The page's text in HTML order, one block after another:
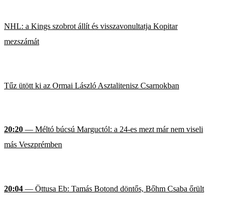
NHL: a Kings szobrot állít és visszavonultatja Kopitar
mezszámát
Tűz ütött ki az Ormai László Asztalitenisz Csarnokban
20:20 — Méltó búcsú Marguctól: a 24-es mezt már nem viseli
más Veszprémben
20:04 — Öttusa Eb: Tamás Botond döntős, Bőhm Csaba őrült